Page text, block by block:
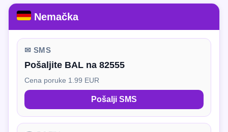
Nemačka
✉ SMS
Pošaljite BAL na 82555
Cena poruke 1.99 EUR
Pošalji SMS